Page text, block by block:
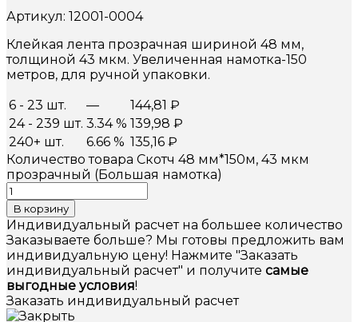
Артикул: 12001-0004
Клейкая лента прозрачная шириной 48 мм,
толщиной 43 мкм. Увеличенная намотка-150
метров, для ручной упаковки.
6 - 23 шт.
— 144,81 ₽
24 - 239 шт. 3.34 % 139,98 ₽
240+ шт.
6.66 % 135,16 ₽
Количество товара Скотч 48 мм*150м, 43 мкм
прозрачный (Большая намотка)
В корзину
Индивидуальный расчет на большее количество
Заказываете больше? Мы готовы предложить вам
индивидуальную цену! Нажмите "Заказать
индивидуальный расчет" и получите самые
выгодные условия!
Заказать индивидуальный расчет